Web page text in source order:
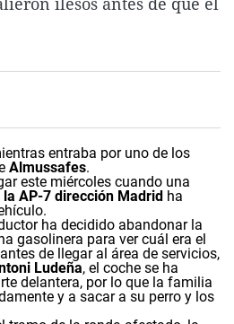
La rosa de los vientos
Como el perro y el
Caso
Equipo de
Extremadura
La Rioja
Virales
Elecciones
entraba por uno de los
Almussafes.
este miércoles cuando una
AP-7 dirección Madrid ha
ha decidido abandonar la
gasolinera para ver cuál era el
de llegar al área de servicios,
Ludeña, el coche se ha
delantera, por lo que la familia
y a sacar a su perro y los